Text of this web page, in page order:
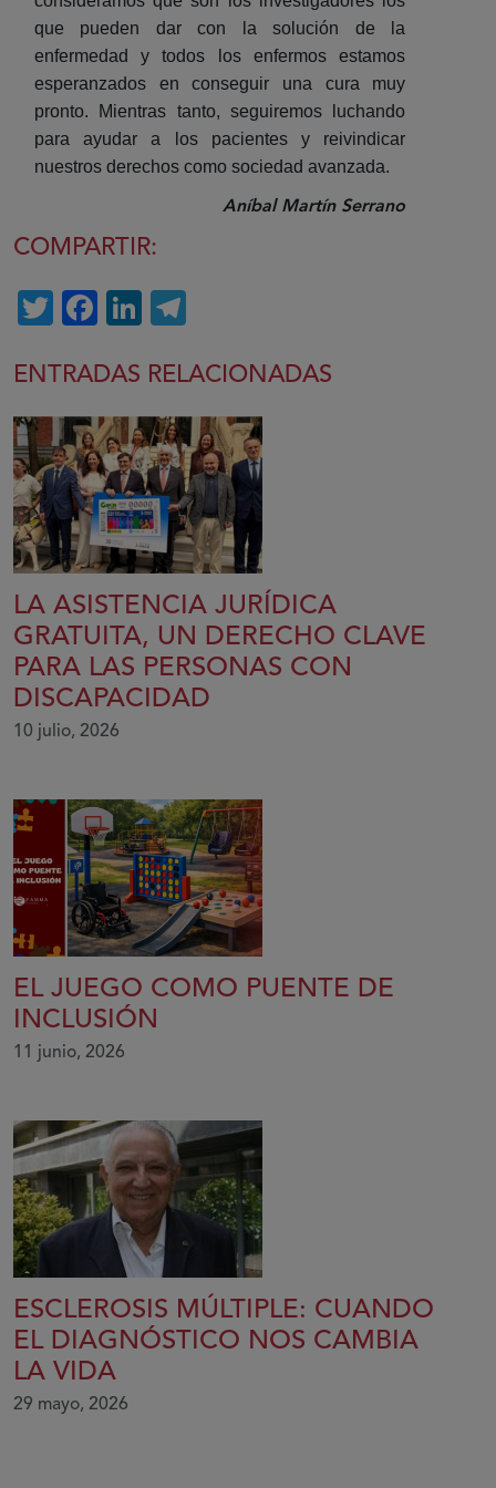
que pueden dar con la solución de la
enfermedad y todos los enfermos estamos
esperanzados en conseguir una cura muy
pronto. Mientras tanto, seguiremos luchando
para ayudar a los pacientes y reivindicar
nuestros derechos como sociedad avanzada.
Aníbal Martín Serrano
COMPARTIR:
TwitterFacebook
LinkedIn
ENTRADAS RELACIONADAS
LA ASISTENCIA JURÍDICA
GRATUITA, UN DERECHO CLAVE
PARA LAS PERSONAS CON
DISCAPACIDAD
10 julio, 2026
EL JUEGO COMO PUENTE DE
INCLUSIÓN
11 junio, 2026
ESCLEROSIS MÚLTIPLE: CUANDO
EL DIAGNÓSTICO NOS CAMBIA
LA VIDA
29 mayo, 2026